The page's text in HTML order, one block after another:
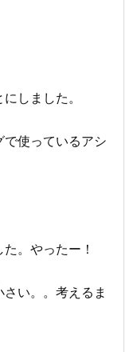
しました。
使っているアシ
。やったー！
い。。考えるま